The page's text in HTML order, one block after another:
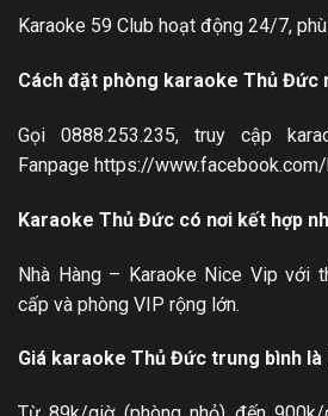
Karaoke 59 Club hoạt động 24/7,
Cách đặt phòng karaoke Thủ Đức
Gọi 0888.253.235, truy cập
Fanpage https://
Karaoke Thủ Đức có nơi kết hợp
Nhà Hàng – Karaoke Nice Vip với
cấp và phòng VIP rộng lớn.
Giá karaoke Thủ Đức trung bình là